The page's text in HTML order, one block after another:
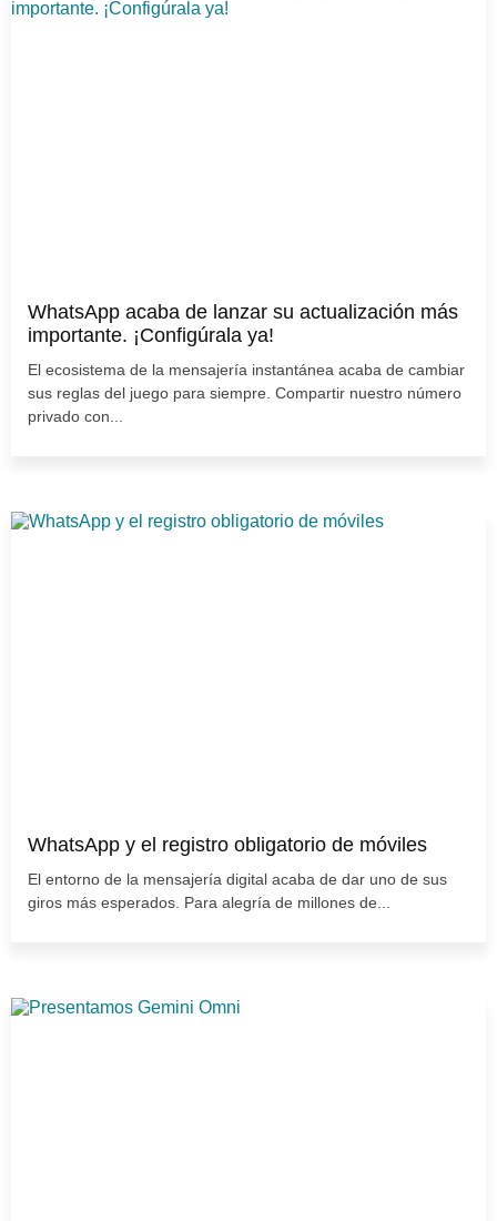
WhatsApp acaba de lanzar su actualización más
importante. ¡Configúrala ya!
El ecosistema de la mensajería instantánea acaba de cambiar
sus reglas del juego para siempre. Compartir nuestro número
privado con...
WhatsApp y el registro obligatorio de móviles
El entorno de la mensajería digital acaba de dar uno de sus
giros más esperados. Para alegría de millones de...